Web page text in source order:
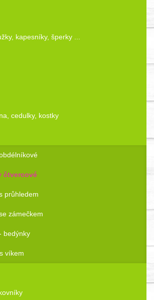
kapesníky, šperky ...
cedulky, kostky
čtvercové
průhledem
zámečkem
bedýnky
víkem